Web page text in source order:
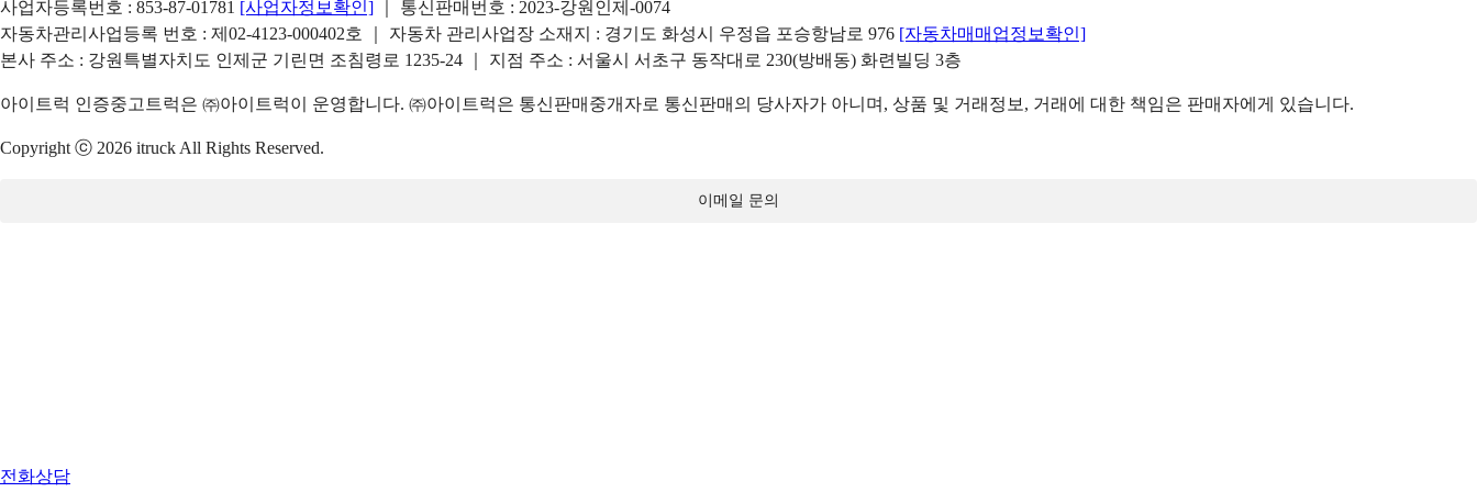
사업자등록번호 : 853-87-01781 [사업자정보확인]
｜ 통신판매번호 : 2023-강원인제-0074
자동차관리사업등록 번호 : 제02-4123-000402호 ｜ 자동차 관리사업장 소재지 : 경기도 화성시 우정읍 포승항남로 976 [자동차매매업정보확인]
본사 주소 : 강원특별자치도 인제군 기린면 조침령로 1235-24 ｜ 지점 주소 : 서울시 서초구 동작대로 230(방배동) 화련빌딩 3층
아이트럭 인증중고트럭은 ㈜아이트럭이 운영합니다. ㈜아이트럭은 통신판매중개자로 통신판매의 당사자가 아니며, 상품 및 거래정보, 거래에 대한 책임은 판매자에게 있습니다.
Copyright ⓒ 2026 itruck All Rights Reserved.
이메일 문의
전화상담